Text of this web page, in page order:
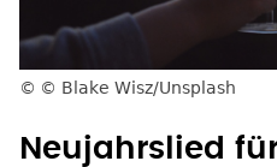
© Blake Wisz/Unsplash
Neujahrslied